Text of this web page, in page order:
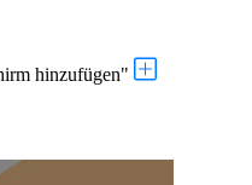
hinzufügen"